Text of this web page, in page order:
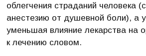
облегчения страданий человека
анестезию от душевной боли), а
уменьшая влияние лекарства на
к лечению словом.